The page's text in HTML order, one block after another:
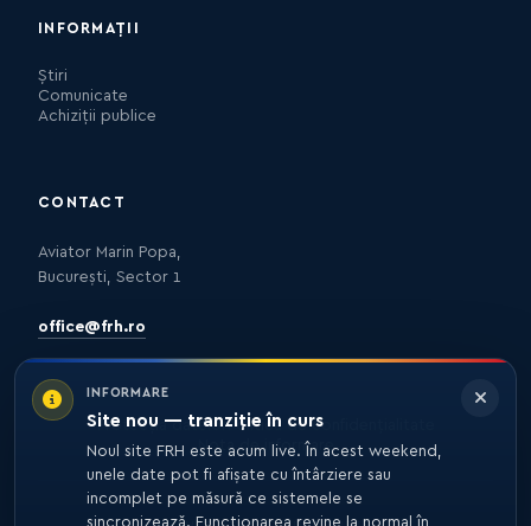
INFORMARE
Site nou — tranziție în curs
Noul site FRH este acum live. În acest weekend,
unele date pot fi afișate cu întârziere sau
incomplet pe măsură ce sistemele se
INFORMAȚII
Știri
Comunicate
Achiziții publice
CONTACT
Aviator Marin Popa,
București, Sector 1
office@frh.ro
Protecția datelorPolitica de confidențialitate
Nota de informare